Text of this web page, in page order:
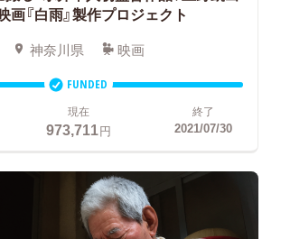
画『白雨』製作プロジェクト
神奈川県 映画
FUNDED
現在
973,711円
終了
2021/07/30